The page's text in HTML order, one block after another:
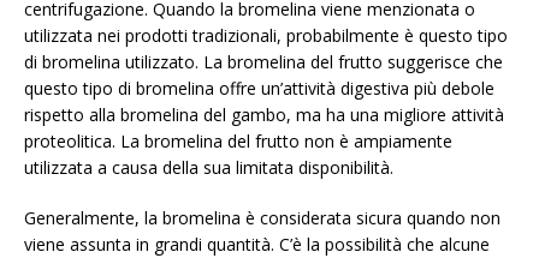
centrifugazione. Quando la bromelina viene menzionata o
utilizzata nei prodotti tradizionali, probabilmente è questo tipo
di bromelina utilizzato. La bromelina del frutto suggerisce che
questo tipo di bromelina offre un’attività digestiva più debole
rispetto alla bromelina del gambo, ma ha una migliore attività
proteolitica. La bromelina del frutto non è ampiamente
utilizzata a causa della sua limitata disponibilità.
Generalmente, la bromelina è considerata sicura quando non
viene assunta in grandi quantità. C’è la possibilità che alcune